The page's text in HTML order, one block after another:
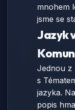
mnohem
jsme se
Jazyk
Jednou z
s
jazyka.
popis